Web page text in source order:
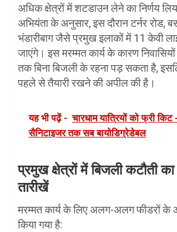
अधिक क्षेत्रों में शटडाउन लेने का निर्णय
अभियंता के अनुसार, इस दौरान टर्नर रोड,
भंडारीबाग जैसे प्रमुख इलाकों में 11 केवी
जाएंगे। इस मरम्मत कार्य के कारण
तक बिना बिजली के रहना पड़ सकता है,
पहले से तैयारी रखने की अपील की है।
यह भी पढ़ें - चारधाम यात्रियों को फ्री किट
सैनिटाइजर तक सब बायोडिग्रेडेबल
प्रमुख क्षेत्रों में बिजली कटौती
तारीखें
मरम्मत कार्य के लिए अलग-अलग फीडरों के
किया गया है: